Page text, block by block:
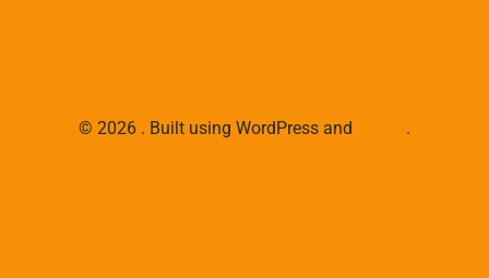
© 2026 . Built using WordPress and .